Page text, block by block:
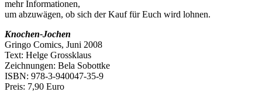
mehr Informationen,
um abzuwägen, ob sich der Kauf für Euch wird lohnen.
Knochen-Jochen
Gringo Comics, Juni 2008
Text: Helge Grossklaus
Zeichnungen: Bela Sobottke
ISBN: 978-3-940047-35-9
Preis: 7,90 Euro